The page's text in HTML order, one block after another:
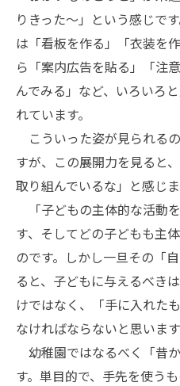
りきった〜」という感じで
は「看板を作る」「衣装を
ら「案内広告を貼る」「注
んでみる」など、いろいろ
れています。
こういった姿が見られる
すが、この展開力を見ると
取り組んでいるな」と感じま
「子どもの主体的な活動
す、そしてどの子どもも主
のです。しかし一旦その「
ると、子どもに与えるべき
けではなく、「手に入れた
なければならないと思います
幼稚園ではなるべく「昔
す。単目的で、手先を使う